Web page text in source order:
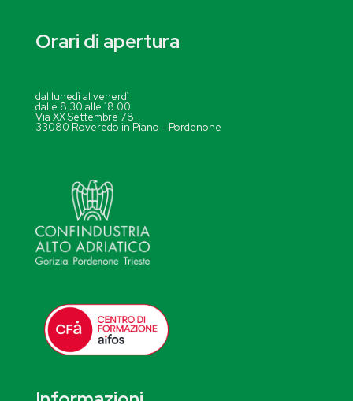
Orari di apertura
dal lunedì al venerdì
dalle 8.30 alle 18.00
Via XX Settembre 78
33080 Roveredo in Piano - Pordenone